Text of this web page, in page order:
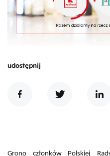
udostępnij
Grono członków Polskiej